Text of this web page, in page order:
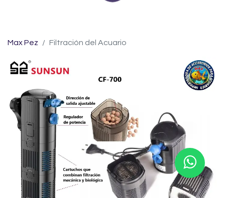
Max Pez Filtración del Acuario